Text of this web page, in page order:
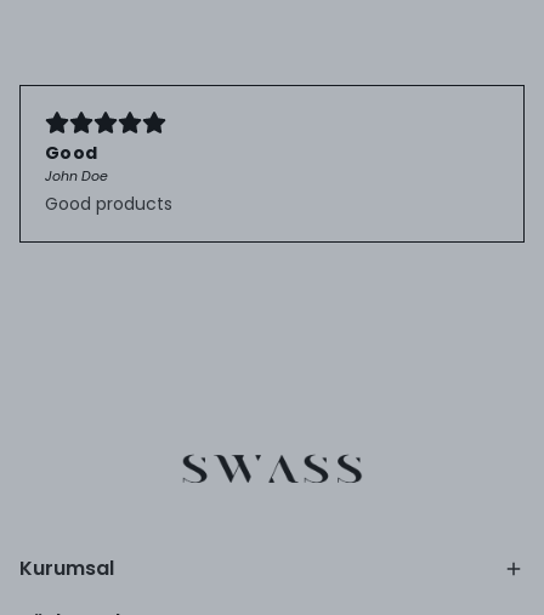
Good
John Doe
Good products
Kurumsal